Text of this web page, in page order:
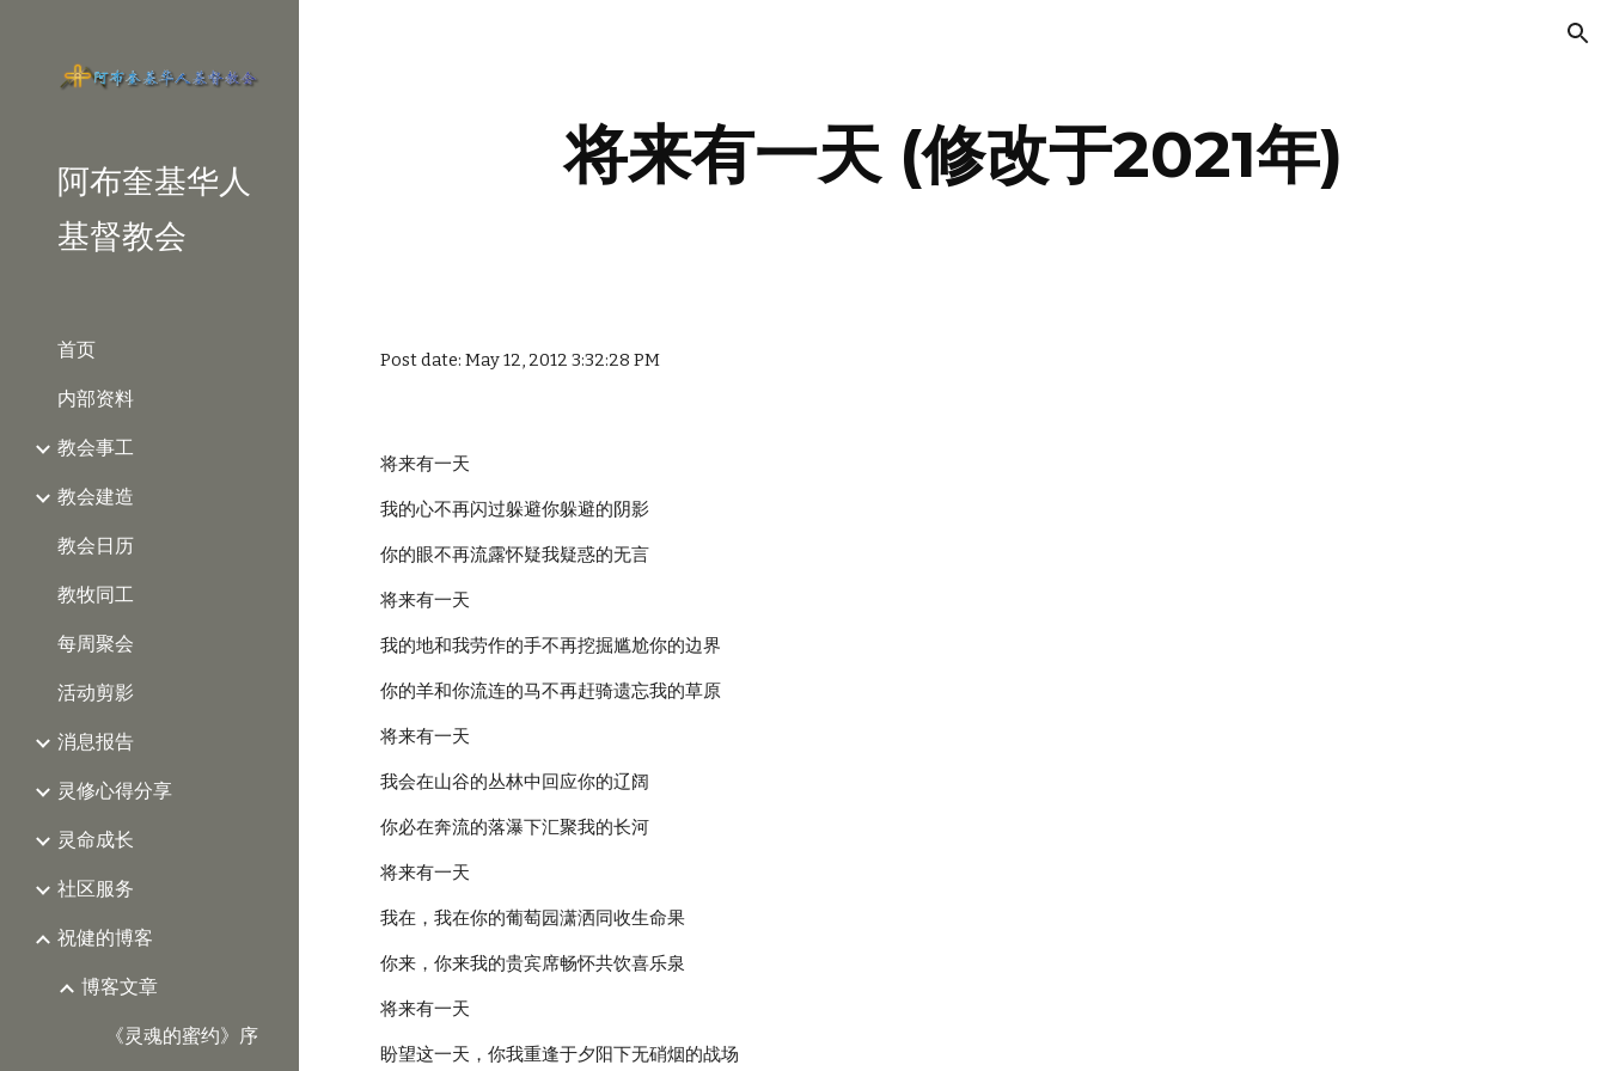
阿布奎基华人
基督教会
首页
内部资料
教会事工
教会建造
教会日历
教牧同工
每周聚会
活动剪影
消息报告
灵修心得分享
灵命成长
社区服务
祝健的博客
博客文章
《灵魂的蜜约》序
将来有一天 (修改于2021年)
Post date: May 12, 2012 3:32:28 PM
将来有一天
我的心不再闪过躲避你躲避的阴影
你的眼不再流露怀疑我疑惑的无言
将来有一天
我的地和我劳作的手不再挖掘尴尬你的边界
你的羊和你流连的马不再赶骑遗忘我的草原
将来有一天
我会在山谷的丛林中回应你的辽阔
你必在奔流的落瀑下汇聚我的长河
将来有一天
我在，我在你的葡萄园潇洒同收生命果
你来，你来我的贵宾席畅怀共饮喜乐泉
将来有一天
盼望这一天，你我重逢于夕阳下无硝烟的战场